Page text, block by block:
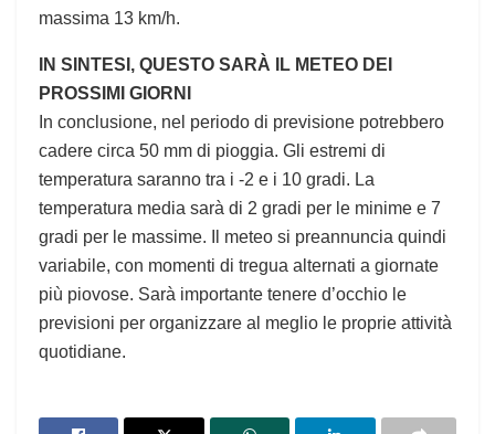
massima 13 km/h.
IN SINTESI, QUESTO SARÀ IL METEO DEI
PROSSIMI GIORNI
In conclusione, nel periodo di previsione potrebbero
cadere circa 50 mm di pioggia. Gli estremi di
temperatura saranno tra i -2 e i 10 gradi. La
temperatura media sarà di 2 gradi per le minime e 7
gradi per le massime. Il meteo si preannuncia quindi
variabile, con momenti di tregua alternati a giornate
più piovose. Sarà importante tenere d’occhio le
previsioni per organizzare al meglio le proprie attività
quotidiane.